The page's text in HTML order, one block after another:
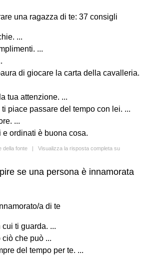
una ragazza di te: 37 consigli
...
...
di giocare la carta della cavalleria.
tua attenzione. ...
piace passare del tempo con lei. ...
...
e ordinati è buona cosa.
della fonte | Visualizza la risposta completa su
se una persona è innamorata
a di te
cui ti guarda. ...
ciò che può ...
del tempo per te. ...